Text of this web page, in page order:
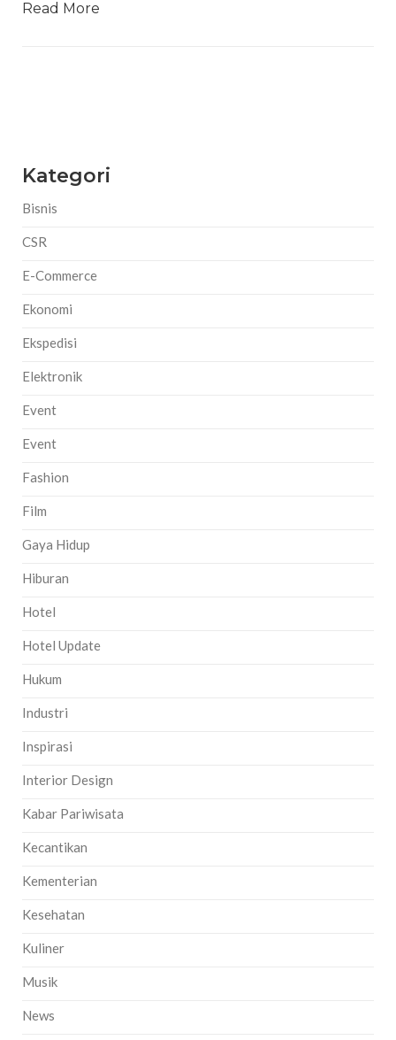
Read More
Kategori
Bisnis
CSR
E-Commerce
Ekonomi
Ekspedisi
Elektronik
Event
Event
Fashion
Film
Gaya Hidup
Hiburan
Hotel
Hotel Update
Hukum
Industri
Inspirasi
Interior Design
Kabar Pariwisata
Kecantikan
Kementerian
Kesehatan
Kuliner
Musik
News